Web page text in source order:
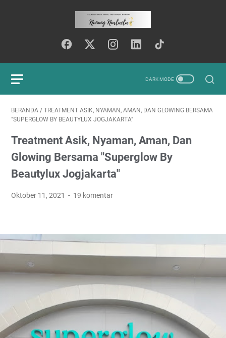
BERANDA / TREATMENT ASIK, NYAMAN, AMAN, DAN GLOWING BERSAMA
"SUPERGLOW BY BEAUTYLUX JOGJAKARTA"
Treatment Asik, Nyaman, Aman, Dan
Glowing Bersama "Superglow By
Beautylux Jogjakarta"
Oktober 11, 2021 19 komentar